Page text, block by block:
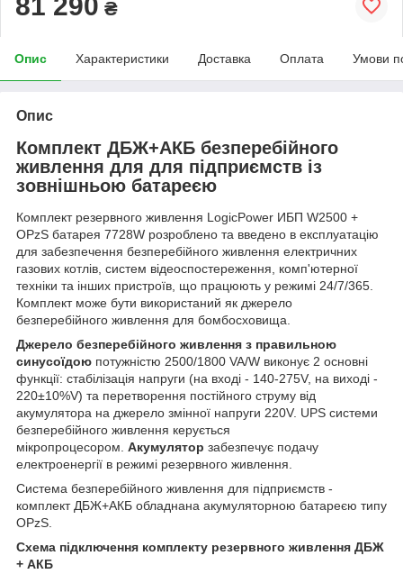
₴
Опис Характеристики Доставка Оплата Умови
Опис
Комплект ДБЖ+АКБ безперебійного
живлення для для підприємств із
зовнішньою батареєю
Комплект резервного живлення LogicPower ИБП W2500 +
OPzS батарея 7728W розроблено та введено в експлуатацію
для забезпечення безперебійного живлення електричних
газових котлів, систем відеоспостереження, комп'ютерної
техніки та інших пристроїв, що працюють у режимі 24/7/365.
Комплект може бути використаний як джерело
безперебійного живлення для бомбосховища.
Джерело безперебійного живлення з правильною
синусоїдою потужністю 2500/1800 VA/W виконує 2 основні
функції: стабілізація напруги (на вході - 140-275V, на виході -
220±10%V) та перетворення постійного струму від
акумулятора на джерело змінної напруги 220V. UPS системи
безперебійного живлення керується
мікропроцесором. Акумулятор забезпечує подачу
електроенергії в режимі резервного живлення.
Система безперебійного живлення для підприємств -
комплект ДБЖ+АКБ обладнана акумуляторною батареєю типу
OPzS.
Схема підключення комплекту резервного живлення ДБЖ
+ АКБ